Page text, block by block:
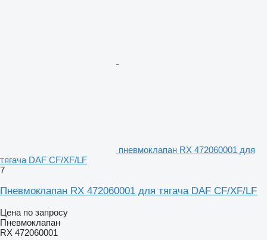
пневмоклапан RX 472060001 для
тягача DAF CF/XF/LF
7
Пневмоклапан RX 472060001 для тягача DAF CF/XF/LF
Цена по запросу
Пневмоклапан
RX 472060001